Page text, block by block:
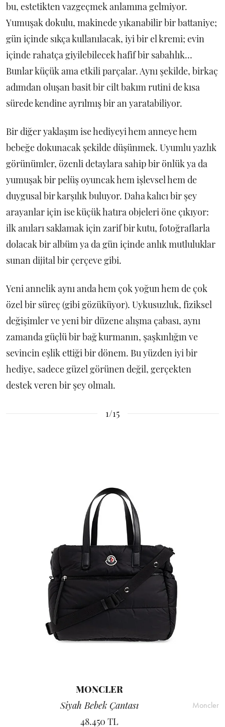
bu, estetikten vazgeçmek anlamına gelmiyor.
Yumuşak dokulu, makinede yıkanabilir bir battaniye;
gün içinde sıkça kullanılacak, iyi bir el kremi; evin
içinde rahatça giyilebilecek hafif bir sabahlık…
Bunlar küçük ama etkili parçalar. Aynı şekilde, birkaç
adımdan oluşan basit bir cilt bakım rutini de kısa
sürede kendine ayrılmış bir an yaratabiliyor.
Bir diğer yaklaşım ise hediyeyi hem anneye hem
bebeğe dokunacak şekilde düşünmek. Uyumlu yazlık
görünümler, özenli detaylara sahip bir önlük ya da
yumuşak bir pelüş oyuncak hem işlevsel hem de
duygusal bir karşılık buluyor. Daha kalıcı bir şey
arayanlar için ise küçük hatıra objeleri öne çıkıyor:
ilk anıları saklamak için zarif bir kutu, fotoğraflarla
dolacak bir albüm ya da gün içinde anlık mutluluklar
sunan dijital bir çerçeve gibi.
Yeni annelik aynı anda hem çok yoğun hem de çok
özel bir süreç (gibi gözüküyor). Uykusuzluk, fiziksel
değişimler ve yeni bir düzene alışma çabası, aynı
zamanda güçlü bir bağ kurmanın, şaşkınlığın ve
sevincin eşlik ettiği bir dönem. Bu yüzden iyi bir
hediye, sadece güzel görünen değil, gerçekten
destek veren bir şey olmalı.
1/15
MONCLER
Siyah Bebek Çantası
48.450 TL
Moncler